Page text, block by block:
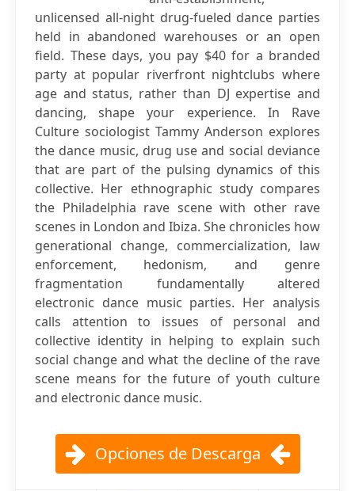
unlicensed all-night drug-fueled dance parties
held in abandoned warehouses or an open
field. These days, you pay $40 for a branded
party at popular riverfront nightclubs where
age and status, rather than DJ expertise and
dancing, shape your experience. In Rave
Culture sociologist Tammy Anderson explores
the dance music, drug use and social deviance
that are part of the pulsing dynamics of this
collective. Her ethnographic study compares
the Philadelphia rave scene with other rave
scenes in London and Ibiza. She chronicles how
generational change, commercialization, law
enforcement, hedonism, and genre
fragmentation fundamentally altered
electronic dance music parties. Her analysis
calls attention to issues of personal and
collective identity in helping to explain such
social change and what the decline of the rave
scene means for the future of youth culture
and electronic dance music.
Opciones de Descarga